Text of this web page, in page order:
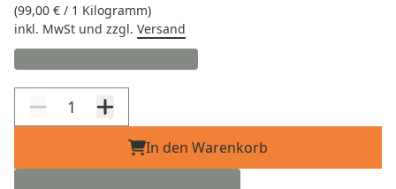
(99,00 € / 1 Kilogramm)
inkl. MwSt und zzgl. Versand
In den Warenkorb